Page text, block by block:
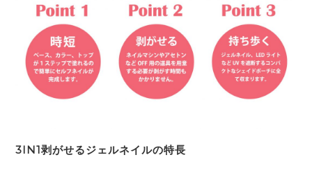
3IN1剥がせるジェルネイルの特長